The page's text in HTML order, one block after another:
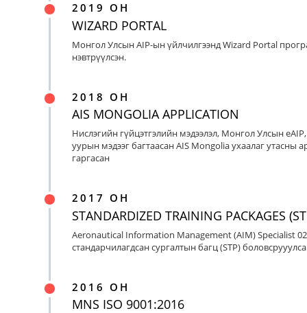
2019 ОН
WIZARD PORTAL
Монгол Улсын AIP-ын үйлчилгээнд Wizard Portal
нэвтрүүлсэн.
2018 ОН
AIS MONGOLIA APPLICATION
Нислэгийн гүйцэтгэлийн мэдээлэл, Монгол Улсын
уурын мэдээг багтаасан AIS Mongolia ухаалаг утасны
гаргасан
2017 ОН
STANDARDIZED TRAINING PACKAGES
Aeronautical Information Management (AIM) Specialist
стандарчилагдсан сургалтын багц (STP)
2016 ОН
MNS ISO 9001:2016